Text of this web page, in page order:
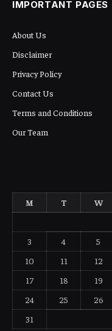
IMPORTANT PAGES
About Us
Disclaimer
Privacy Policy
Contact Us
Terms and Conditions
Our Team
M
T W
3
4 5
10
11 12
17
18 19
24
25 26
31